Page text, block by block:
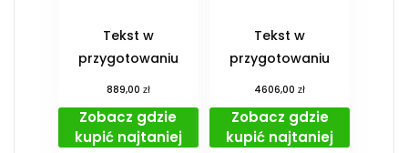
Tekst w
przygotowaniu
889,00 zł
Zobacz gdzie
kupić najtaniej
Tekst w
przygotowaniu
4606,00zł
Zobacz gdzie
kupić najtaniej